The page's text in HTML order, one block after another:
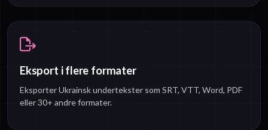
Eksport i flere formater
Eksporter Ukrainsk undertekster som SRT, VTT, Word, PDF
eller 30+ andre formater.